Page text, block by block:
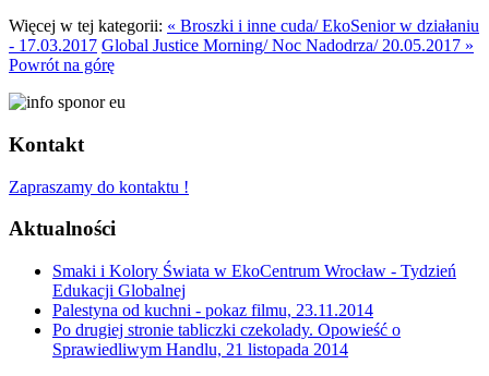
Więcej w tej kategorii: « Broszki i inne cuda/ EkoSenior w działaniu
- 17.03.2017 Global Justice Morning/ Noc Nadodrza/ 20.05.2017 »
Powrót na górę
Kontakt
Zapraszamy do kontaktu !
Aktualności
Smaki i Kolory Świata w EkoCentrum Wrocław - Tydzień
Edukacji Globalnej
Palestyna od kuchni - pokaz filmu, 23.11.2014
Po drugiej stronie tabliczki czekolady. Opowieść o
Sprawiedliwym Handlu, 21 listopada 2014